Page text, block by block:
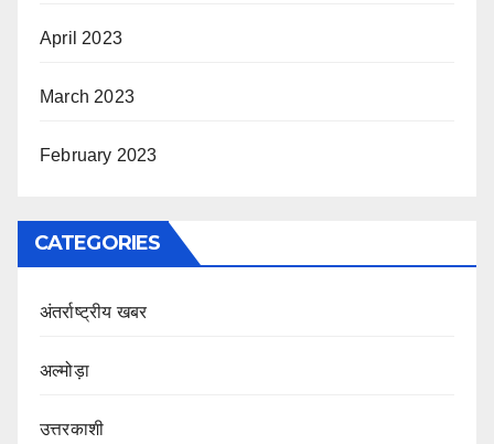
April 2023
March 2023
February 2023
CATEGORIES
अंतर्राष्ट्रीय खबर
अल्मोड़ा
उत्तरकाशी